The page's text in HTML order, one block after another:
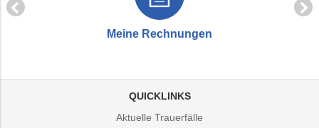
Meine Rechnungen
QUICKLINKS
Aktuelle Trauerfälle